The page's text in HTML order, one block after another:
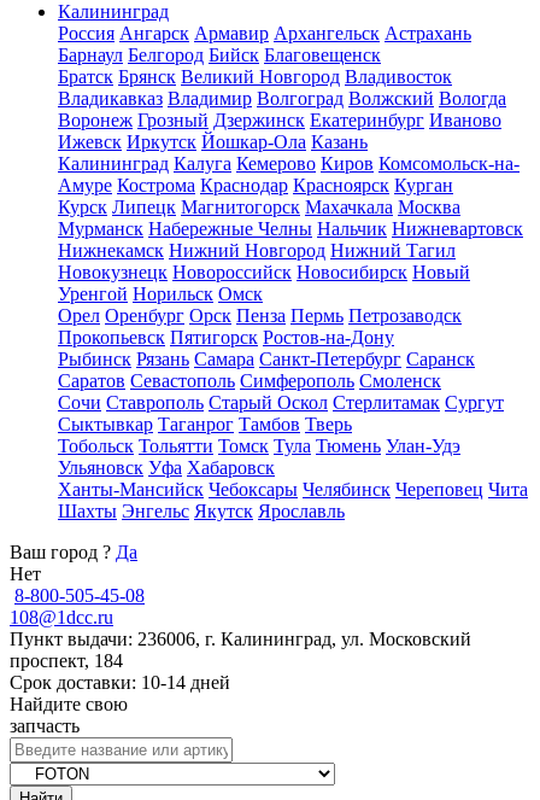
Калининград
Россия Ангарск Армавир Архангельск Астрахань
Барнаул Белгород Бийск Благовещенск
Братск Брянск Великий Новгород Владивосток
Владикавказ Владимир Волгоград Волжский Вологда
Воронеж Грозный Дзержинск Екатеринбург Иваново
Ижевск Иркутск Йошкар-Ола Казань
Калининград Калуга Кемерово Киров Комсомольск-на-
Амуре Кострома Краснодар Красноярск Курган
Курск Липецк Магнитогорск Махачкала Москва
Мурманск Набережные Челны Нальчик Нижневартовск
Нижнекамск Нижний Новгород Нижний Тагил
Новокузнецк Новороссийск Новосибирск Новый
Уренгой Норильск Омск
Орел Оренбург Орск Пенза Пермь Петрозаводск
Прокопьевск Пятигорск Ростов-на-Дону
Рыбинск Рязань Самара Санкт-Петербург Саранск
Саратов Севастополь Симферополь Смоленск
Сочи Ставрополь Старый Оскол Стерлитамак Сургут
Сыктывкар Таганрог Тамбов Тверь
Тобольск Тольятти Томск Тула Тюмень Улан-Удэ
Ульяновск Уфа Хабаровск
Ханты-Мансийск Чебоксары Челябинск Череповец Чита
Шахты Энгельс Якутск Ярославль
Ваш город ? Да
Нет
8-800-505-45-08
108@1dcc.ru
Пункт выдачи: 236006, г. Калининград, ул. Московский
проспект, 184
Срок доставки: 10-14 дней
Найдите свою
запчасть